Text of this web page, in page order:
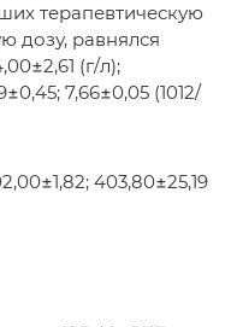
терапевтическую
дозу, равнялся
(г/л);
7,66±0,05 (1012/
403,80±25,19